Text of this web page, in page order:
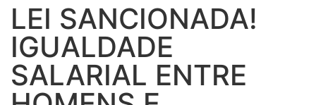
LEI SANCIONADA!
IGUALDADE
SALARIAL ENTRE